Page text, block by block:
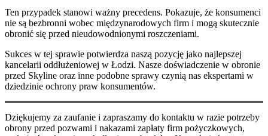
Ten przypadek stanowi ważny precedens. Pokazuje, że konsumenci
nie są bezbronni wobec międzynarodowych firm i mogą skutecznie
obronić się przed nieudowodnionymi roszczeniami.
Sukces w tej sprawie potwierdza naszą pozycję jako najlepszej
kancelarii oddłużeniowej w Łodzi. Nasze doświadczenie w obronie
przed Skyline oraz inne podobne sprawy czynią nas ekspertami w
dziedzinie ochrony praw konsumentów.
Dziękujemy za zaufanie i zapraszamy do kontaktu w razie potrzeby
obrony przed pozwami i nakazami zapłaty firm pożyczkowych,